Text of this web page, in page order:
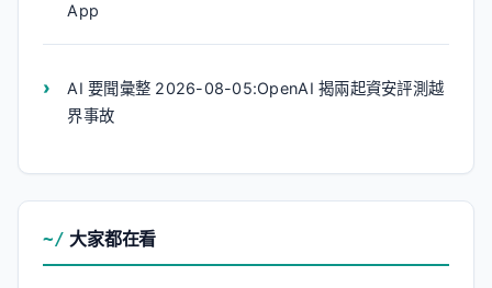
App
AI 要聞彙整 2026-08-05:OpenAI 揭兩起資安評測越
界事故
大家都在看